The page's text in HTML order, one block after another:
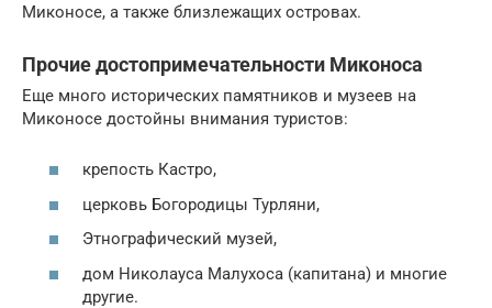
Миконосе, а также близлежащих островах.
Прочие достопримечательности Миконоса
Еще много исторических памятников и музеев на
Миконосе достойны внимания туристов:
крепость Кастро,
церковь Богородицы Турляни,
Этнографический музей,
дом Николауса Малухоса (капитана) и многие
другие.